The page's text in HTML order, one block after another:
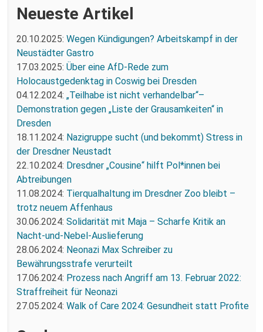
Neueste Artikel
20.10.2025: Wegen Kündigungen? Arbeitskampf in der
Neustädter Gastro
17.03.2025: Über eine AfD-Rede zum
Holocaustgedenktag in Coswig bei Dresden
04.12.2024: „Teilhabe ist nicht verhandelbar“–
Demonstration gegen „Liste der Grausamkeiten“ in
Dresden
18.11.2024: Nazigruppe sucht (und bekommt) Stress in
der Dresdner Neustadt
22.10.2024: Dresdner „Cousine“ hilft Pol*innen bei
Abtreibungen
11.08.2024: Tierqualhaltung im Dresdner Zoo bleibt –
trotz neuem Affenhaus
30.06.2024: Solidarität mit Maja – Scharfe Kritik an
Nacht-und-Nebel-Auslieferung
28.06.2024: Neonazi Max Schreiber zu
Bewährungsstrafe verurteilt
17.06.2024: Prozess nach Angriff am 13. Februar 2022:
Straffreiheit für Neonazi
27.05.2024: Walk of Care 2024: Gesundheit statt Profite